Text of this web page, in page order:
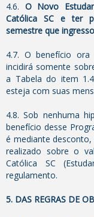
4.6. O Novo
Católica SC e ter
semestre que
4.7. O benefício ora
incidirá somente
a Tabela do item
esteja com suas
4.8. Sob nenhuma
benefício desse
é mediante
realizado sobre o
Católica SC
regulamento.
5. DAS REGRAS DE